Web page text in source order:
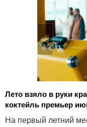
Лето взяло в руки
коктейль премьер
На первый летний